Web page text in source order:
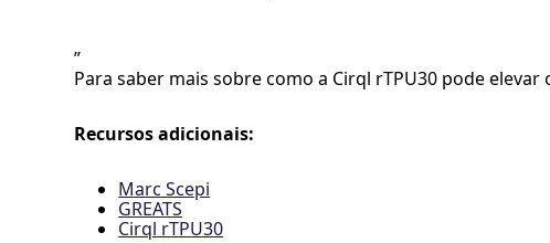
”
Para saber mais sobre como a Cirql rTPU30 pode
Recursos adicionais:
Marc Scepi
GREATS
Cirql rTPU30